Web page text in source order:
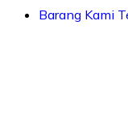
Barang Kami